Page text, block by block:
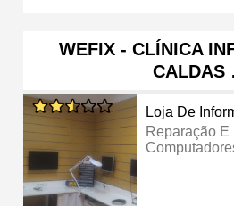
WEFIX - CLÍNICA
CALDAS
Loja De
Reparação E